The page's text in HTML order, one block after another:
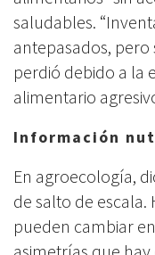
saludables.
antepasados, pero
perdió debido a la
alimentario
Información
En agroecología,
de salto de escala.
pueden cambiar